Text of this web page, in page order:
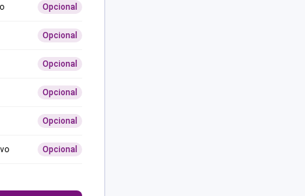
Opcional
Opcional
Opcional
Opcional
Opcional
Opcional